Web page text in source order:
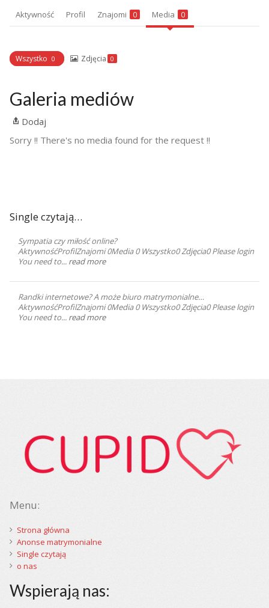
Aktywność Profil Znajomi 0 Media 0
Wszystko 0 Zdjęcia 0
Galeria mediów
Dodaj
Sorry !! There's no media found for the request !!
Single czytają…
Sympatia czy miłość online?
AktywnośćProfilZnajomi 0Media 0 Wszystko0 Zdjęcia0 Please login
You need to... read more
Randki internetowe? A może biuro matrymonialne…
AktywnośćProfilZnajomi 0Media 0 Wszystko0 Zdjęcia0 Please login
You need to... read more
Menu:
Strona główna
Anonse matrymonialne
Single czytają
o nas
Wspierają nas: